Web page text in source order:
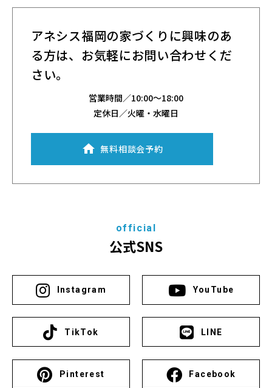
アネシス福岡の家づくりに興味のあ
る方は、 お気軽にお問い合わせくだ
さい。
営業時間／10:00～18:00
定休日／火曜・水曜日
無料相談会予約
official
公式SNS
Instagram YouTube
TikTok LINE
Pinterest Facebook